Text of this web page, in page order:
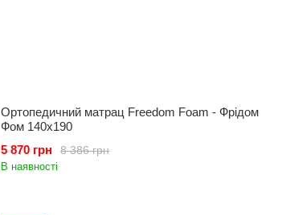
Ортопедичний матрац Freedom Foam - Фрідом
Фом 140x190
8 386 грн
5 870 грн
В наявності